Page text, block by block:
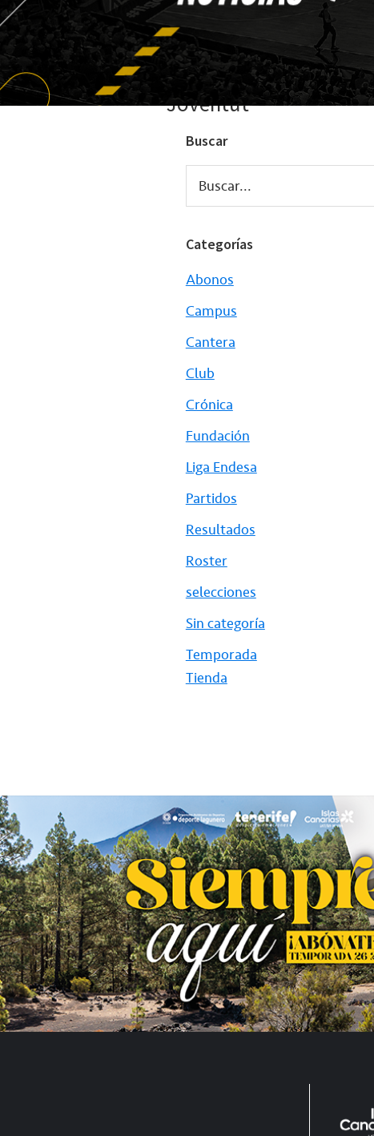
Joventut
Buscar
Buscar...
Categorías
Abonos
Campus
Cantera
Club
Crónica
Fundación
Liga Endesa
Partidos
Resultados
Roster
selecciones
Sin categoría
Temporada
Tienda